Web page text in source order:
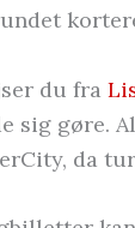
du fra
sig gøre.
da